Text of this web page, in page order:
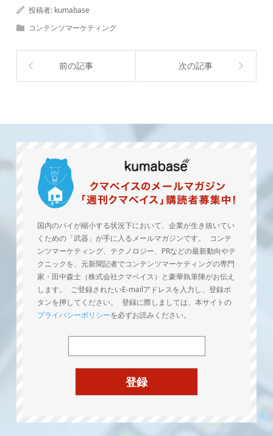
投稿者: kumabase
コンテンツマーケティング
前の記事 次の記事
国内のパイが縮小する状況下において、企業が生き抜いてい
くための「武器」が手に入るメールマガジンです。 コンテ
ンツマーケティング、テクノロジー、PRなどの最新動向やテ
クニックを、元新聞記者でコンテンツマーケティングの専門
家・田中森士（株式会社クマベイス）と豪華執筆陣がお伝え
します。 ご登録されたいE-mailアドレスを入力し、登録ボ
タンを押してください。 登録に際しましては、本サイトの
プライバシーポリシーを必ずお読みください。